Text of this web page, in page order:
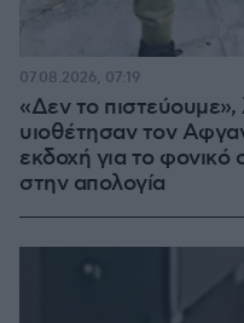
«Δεν το πιστεύουμε»,
υιοθέτησαν τον
εκδοχή για το
στην απολογία
07.08.2026, 07:19